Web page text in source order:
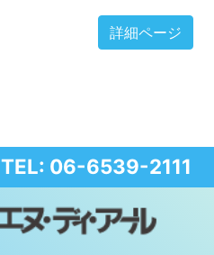
詳細ページ
TEL: 06-6539-2111